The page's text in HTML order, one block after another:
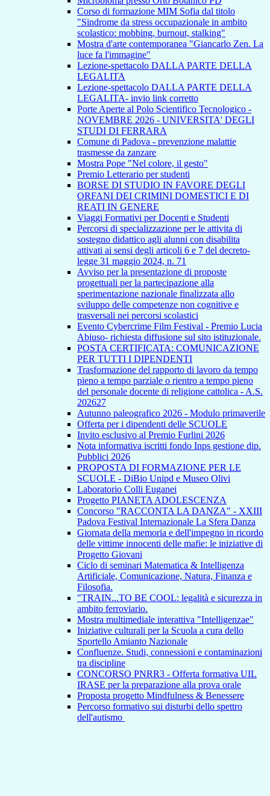
Corso di formazione MIM Sofia dal titolo
"Sindrome da stress occupazionale in ambito
scolastico: mobbing, burnout, stalking"
Mostra d'arte contemporanea "Giancarlo Zen. La
luce fa l'immagine"
Lezione-spettacolo DALLA PARTE DELLA
LEGALITA
Lezione-spettacolo DALLA PARTE DELLA
LEGALITA- invio link corretto
Porte Aperte al Polo Scientifico Tecnologico -
NOVEMBRE 2026 - UNIVERSITA' DEGLI
STUDI DI FERRARA
Comune di Padova - prevenzione malattie
trasmesse da zanzare
Mostra Pope "Nel colore, il gesto"
Premio Letterario per studenti
BORSE DI STUDIO IN FAVORE DEGLI
ORFANI DEI CRIMINI DOMESTICI E DI
REATI IN GENERE
Viaggi Formativi per Docenti e Studenti
Percorsi di specializzazione per le attivita di
sostegno didattico agli alunni con disabilita
attivati ai sensi degli articoli 6 e 7 del decreto-
legge 31 maggio 2024, n. 71
Avviso per la presentazione di proposte
progettuali per la partecipazione alla
sperimentazione nazionale finalizzata allo
sviluppo delle competenze non cognitive e
trasversali nei percorsi scolastici
Evento Cybercrime Film Festival - Premio Lucia
Abiuso- richiesta diffusione sul sito istituzionale.
POSTA CERTIFICATA: COMUNICAZIONE
PER TUTTI I DIPENDENTI
Trasformazione del rapporto di lavoro da tempo
pieno a tempo parziale o rientro a tempo pieno
del personale docente di religione cattolica - A.S.
202627
Autunno paleografico 2026 - Modulo primaverile
Offerta per i dipendenti delle SCUOLE
Invito esclusivo al Premio Furlini 2026
Nota informativa iscritti fondo Inps gestione dip.
Pubblici 2026
PROPOSTA DI FORMAZIONE PER LE
SCUOLE - DiBio Unipd e Museo Olivi
Laboratorio Colli Euganei
Progetto PIANETA ADOLESCENZA
Concorso "RACCONTA LA DANZA" - XXIII
Padova Festival Internazionale La Sfera Danza
Giornata della memoria e dell'impegno in ricordo
delle vittime innocenti delle mafie: le iniziative di
Progetto Giovani
Ciclo di seminari Matematica & Intelligenza
Artificiale, Comunicazione, Natura, Finanza e
Filosofia.
"TRAIN...TO BE COOL: legalità e sicurezza in
ambito ferroviario.
Mostra multimediale interattiva "Intelligenzae"
Iniziative culturali per la Scuola a cura dello
Sportello Amianto Nazionale
Confluenze. Studi, connessioni e contaminazioni
tra discipline
CONCORSO PNRR3 - Offerta formativa UIL
IRASE per la preparazione alla prova orale
Proposta progetto Mindfulness & Benessere
Percorso formativo sui disturbi dello spettro
dell'autismo